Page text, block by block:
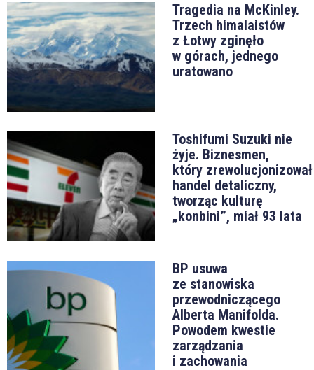
Tragedia na McKinley.
Trzech himalaistów
z Łotwy zginęło
w górach, jednego
uratowano
Toshifumi Suzuki nie
żyje. Biznesmen,
który zrewolucjonizował
handel detaliczny,
tworząc kulturę
„konbini”, miał 93 lata
BP usuwa
ze stanowiska
przewodniczącego
Alberta Manifolda.
Powodem kwestie
zarządzania
i zachowania